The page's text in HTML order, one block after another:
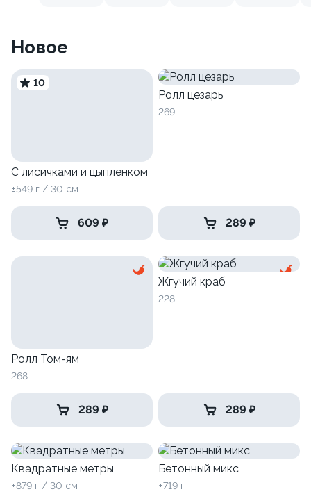
Новое
10
С лисичками и цыпленком
±549 г / 30 см
609 ₽
Ролл цезарь
269
289 ₽
Ролл Том-ям
268
289 ₽
Жгучий краб
228
289 ₽
Квадратные метры
±879 г / 30 см
Бетонный микс
±719 г